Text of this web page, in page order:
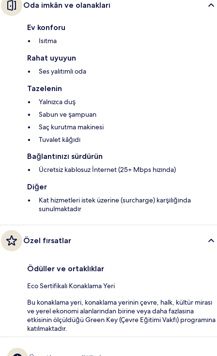
Oda imkân ve olanakları
Ev konforu
Isıtma
Rahat uyuyun
Ses yalıtımlı oda
Tazelenin
Yalnızca duş
Sabun ve şampuan
Saç kurutma makinesi
Tuvalet kâğıdı
Bağlantınızı sürdürün
Ücretsiz kablosuz İnternet (25+ Mbps hızında)
Diğer
Kat hizmetleri istek üzerine (surcharge) karşılığında
sunulmaktadır
Özel fırsatlar
Ödüller ve ortaklıklar
Eco Sertifikalı Konaklama Yeri
Bu konaklama yeri, konaklama yerinin çevre, halk, kültür mirası
ve yerel ekonomi alanlarından birine veya daha fazlasına
etkisinin ölçüldüğü Green Key (Çevre Eğitimi Vakfı) programına
katılmaktadır.